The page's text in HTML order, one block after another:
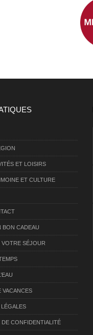
ET LOISIRS
ET CULTURE
BON CADEAU
VOTRE SÉJOUR
VACANCES
DE CONFIDENTIALITÉ